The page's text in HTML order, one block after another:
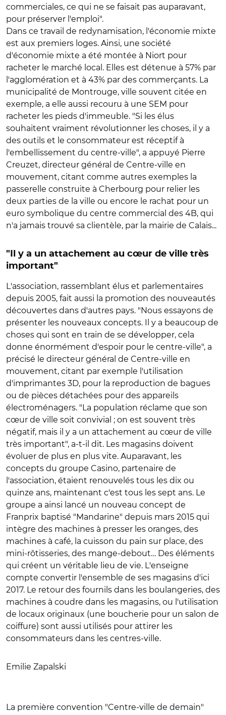
commerciales, ce qui ne se faisait pas auparavant,
pour préserver l'emploi".
Dans ce travail de redynamisation, l'économie mixte
est aux premiers loges. Ainsi, une société
d'économie mixte a été montée à Niort pour
racheter le marché local. Elles est détenue à 57% par
l'agglomération et à 43% par des commerçants. La
municipalité de Montrouge, ville souvent citée en
exemple, a elle aussi recouru à une SEM pour
racheter les pieds d'immeuble. "Si les élus
souhaitent vraiment révolutionner les choses, il y a
des outils et le consommateur est réceptif à
l'embellissement du centre-ville", a appuyé Pierre
Creuzet, directeur général de Centre-ville en
mouvement, citant comme autres exemples la
passerelle construite à Cherbourg pour relier les
deux parties de la ville ou encore le rachat pour un
euro symbolique du centre commercial des 4B, qui
n'a jamais trouvé sa clientèle, par la mairie de Calais...
"Il y a un attachement au cœur de ville très
important"
L'association, rassemblant élus et parlementaires
depuis 2005, fait aussi la promotion des nouveautés
découvertes dans d'autres pays. "Nous essayons de
présenter les nouveaux concepts. Il y a beaucoup de
choses qui sont en train de se développer, cela
donne énormément d'espoir pour le centre-ville", a
précisé le directeur général de Centre-ville en
mouvement, citant par exemple l'utilisation
d'imprimantes 3D, pour la reproduction de bagues
ou de pièces détachées pour des appareils
électroménagers. "La population réclame que son
cœur de ville soit convivial ; on est souvent très
négatif, mais il y a un attachement au cœur de ville
très important", a-t-il dit. Les magasins doivent
évoluer de plus en plus vite. Auparavant, les
concepts du groupe Casino, partenaire de
l'association, étaient renouvelés tous les dix ou
quinze ans, maintenant c'est tous les sept ans. Le
groupe a ainsi lancé un nouveau concept de
Franprix baptisé "Mandarine" depuis mars 2015 qui
intègre des machines à presser les oranges, des
machines à café, la cuisson du pain sur place, des
mini-rôtisseries, des mange-debout… Des éléments
qui créent un véritable lieu de vie. L'enseigne
compte convertir l'ensemble de ses magasins d'ici
2017. Le retour des fournils dans les boulangeries, des
machines à coudre dans les magasins, ou l'utilisation
de locaux originaux (une boucherie pour un salon de
coiffure) sont aussi utilisés pour attirer les
consommateurs dans les centres-ville.
Emilie Zapalski
La première convention "Centre-ville de demain"